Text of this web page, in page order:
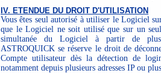
IV. ETENDUE DU DROIT D'UTILISATION
Vous êtes seul autorisé à utiliser le Logiciel
que le Logiciel ne soit utilisé que sur un
simultanée du Logiciel à partir de
ASTROQUICK se réserve le droit de
Compte utilisateur dès la détection de
notamment depuis plusieurs adresses IP ou